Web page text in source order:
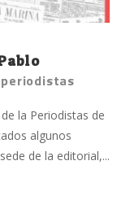
la Periodistas de
algunos
de la editorial,...